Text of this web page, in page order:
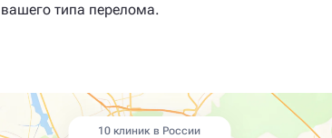
вашего типа перелома.
10 клиник в России